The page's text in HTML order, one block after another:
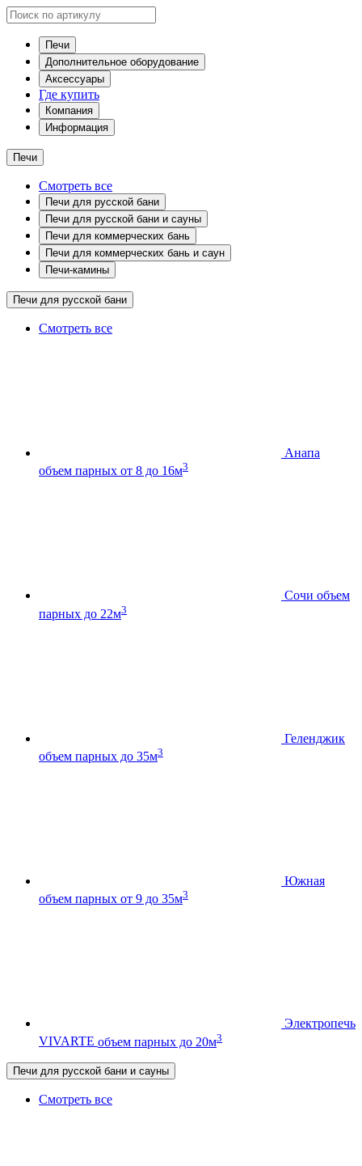
Печи
Дополнительное оборудование
Аксессуары
Где купить
Компания
Информация
Печи
Смотреть все
Печи для русской бани
Печи для русской бани и сауны
Печи для коммерческих бань
Печи для коммерческих бань и саун
Печи-камины
Печи для русской бани
Смотреть все
Анапа
объем парных от 8 до 16м3
Сочи объем
парных до 22м3
Геленджик
объем парных до 35м3
Южная
объем парных от 9 до 35м3
Электропечь
VIVARTE объем парных до 20м3
Печи для русской бани и сауны
Смотреть все